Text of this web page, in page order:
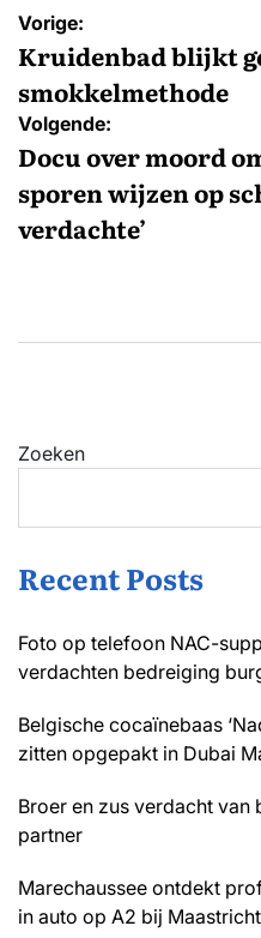
Bericht
navigatie
Vorige:
Kruidenbad blijkt
smokkelmethode
Volgende:
Docu over moord
sporen wijzen op
verdachte’
Zoeken
Recent Posts
Foto op telefoon NAC-
verdachten bedreiging
Belgische cocaïnebaas
zitten opgepakt in Dubai
Broer en zus verdacht
partner
Marechaussee ontdekt
in auto op A2 bij Maastricht